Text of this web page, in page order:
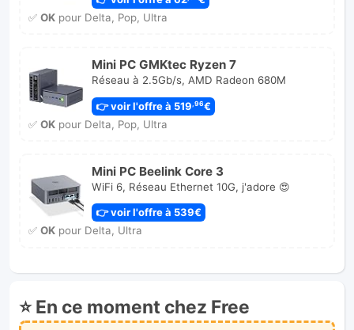
✅ OKpour Delta, Pop, Ultra
Mini PC GMKtec Ryzen 7
Réseau à 2.5Gb/s, AMD Radeon 680M
👉 voir l'offre à 519,96€
✅ OKpour Delta, Pop, Ultra
Mini PC Beelink Core 3
WiFi 6, Réseau Ethernet 10G, j'adore 😍
👉 voir l'offre à 539€
✅ OKpour Delta, Ultra
⭐ En ce moment chez Free